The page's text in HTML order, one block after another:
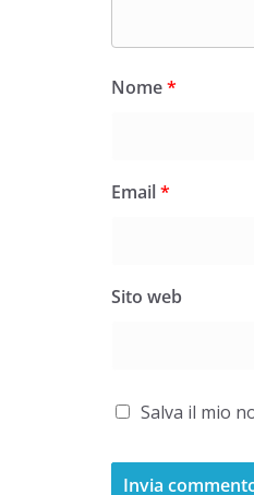
Nome*
Email*
Sito web
Salva il mio